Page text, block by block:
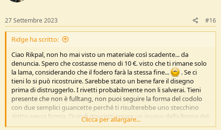
27 Settembre 2023 #16
Ridge ha scritto:
Ciao Rikpal, non ho mai visto un materiale così scadente... da
denuncia. Spero che costasse meno di 10 €. visto che ti rimane solo
la lama, considerando che il fodero farà la stessa fine...
. Se ci
tieni lo si può ricostruire. Sarebbe stato un bene fare il disegno
prima di distruggerlo. I rivetti probabilmente non li salverai. Tieni
presente che non è fulltang, non puoi seguire la forma del codolo
con due semplici guancette perché ti risulterebbe uno stecchino
dritto senza forma. Quindi dovresti creare un incavo della forma del
codolo, profondo la metà dello spessore dello stesso, in ogni
Clicca per allargare...